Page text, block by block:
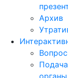
Архив
органы